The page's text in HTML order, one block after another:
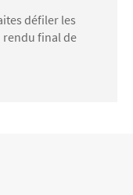
défiler les
final de